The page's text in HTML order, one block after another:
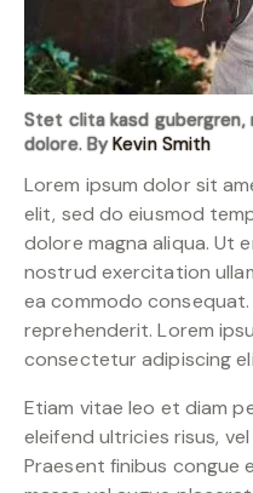
Stet clita kasd
dolore. ByKevin Smith
Lorem ipsum dolor sit
elit, sed do eiusmod
dolore magna aliqua. Ut
nostrud exercitation
ea commodo
reprehenderit. Lorem
consectetur adipiscing
Etiam vitae leo et diam
eleifend ultricies risus,
Praesent finibus congue